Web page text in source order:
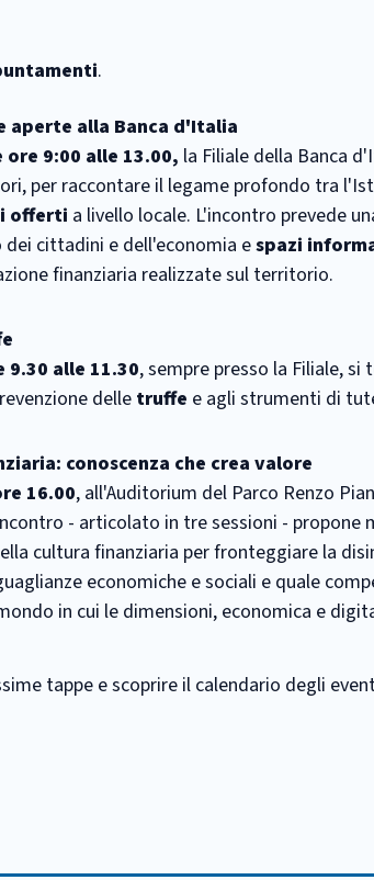
.
aperte alla Banca d'Italia
9:00 alle 13.00, la Filiale della Banca
per raccontare il legame profondo tra
offerti a livello locale. L'incontro prevede
cittadini e dell'economia espazi
finanziaria realizzate sul territorio.
9.30 alle 11.30, sempre presso la Filiale,
delle truffe e agli strumenti di
conoscenza che crea valore
16.00, all'Auditorium del Parco Renzo
- articolato in tre sessioni -
cultura finanziaria per fronteggiare la
economiche e sociali e quale
in cui le dimensioni, economica e
tappe e scoprire il calendario degli